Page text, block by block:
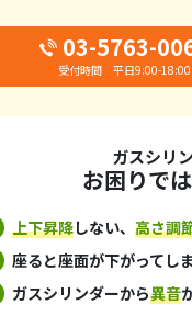
03-5763-
受付時間 平日9:00-18:00
ガスシリ
お困りで
上下昇降しない、 高さ調
座ると座面が下がってし
ガスシリンダーから異音